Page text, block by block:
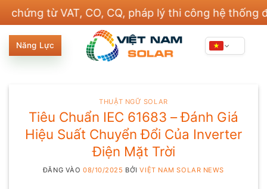
nội
dung
từ VAT, CO, CQ, pháp lý thi công hệ thống điện và
Năng Lực
THUẬT NGỮ SOLAR
Tiêu Chuẩn IEC 61683 – Đánh Giá
Hiệu Suất Chuyển Đổi Của Inverter
Điện Mặt Trời
ĐĂNG VÀO 08/10/2025 BỞIVIỆT NAM SOLAR NEWS